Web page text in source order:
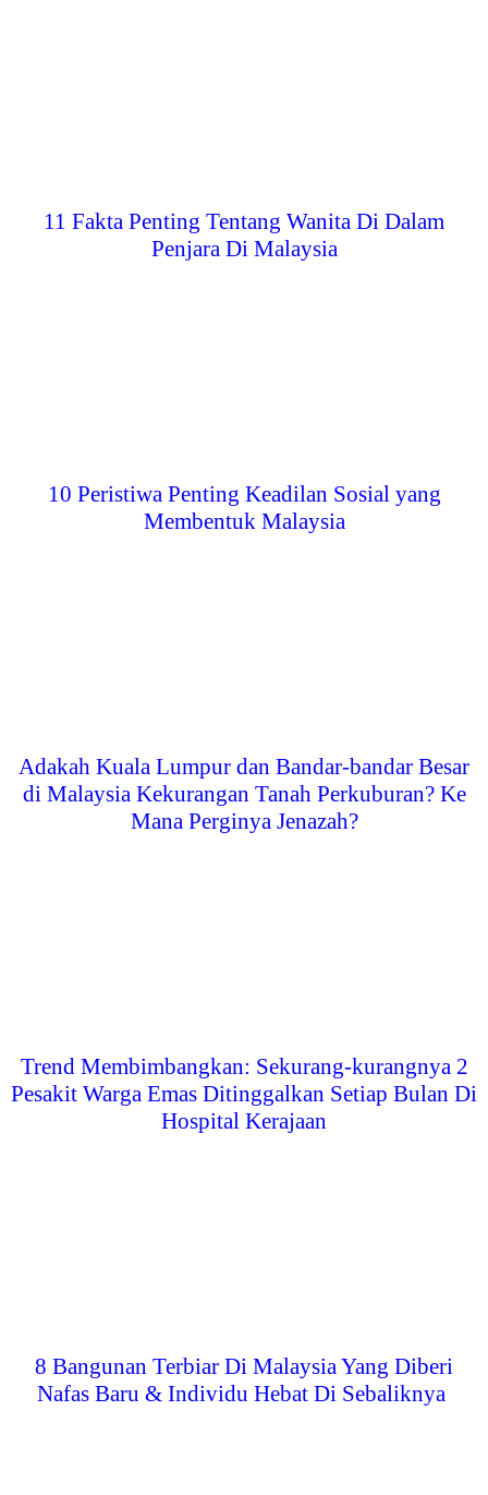
11 Fakta Penting Tentang Wanita Di Dalam
Penjara Di Malaysia
10 Peristiwa Penting Keadilan Sosial yang
Membentuk Malaysia
Adakah Kuala Lumpur dan Bandar-bandar Besar
di Malaysia Kekurangan Tanah Perkuburan? Ke
Mana Perginya Jenazah?
Trend Membimbangkan: Sekurang-kurangnya 2
Pesakit Warga Emas Ditinggalkan Setiap Bulan Di
Hospital Kerajaan
8 Bangunan Terbiar Di Malaysia Yang Diberi
Nafas Baru & Individu Hebat Di Sebaliknya